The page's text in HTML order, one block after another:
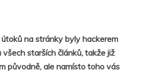
na stránky byly hackerem
starších článků, takže již
původně, ale namísto toho vás